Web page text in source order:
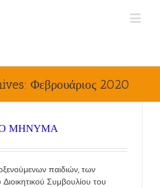
Φεβρουάριος 2020
ΜΗΝΥΜΑ
παιδιών, των
Συμβουλίου του